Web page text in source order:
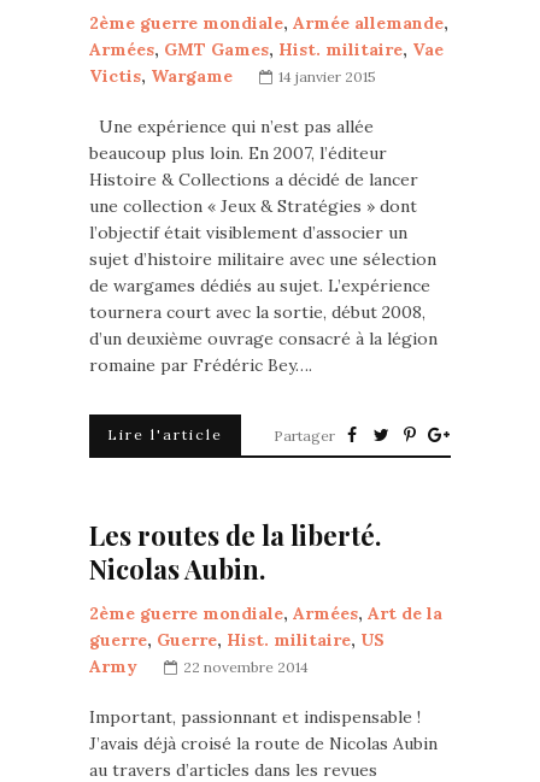
2ème guerre mondiale, Armée allemande,
Armées, GMT Games, Hist. militaire, Vae
Victis, Wargame 14 janvier 2015
Une expérience qui n’est pas allée
beaucoup plus loin. En 2007, l’éditeur
Histoire & Collections a décidé de lancer
une collection « Jeux & Stratégies » dont
l’objectif était visiblement d’associer un
sujet d’histoire militaire avec une sélection
de wargames dédiés au sujet. L’expérience
tournera court avec la sortie, début 2008,
d’un deuxième ouvrage consacré à la légion
romaine par Frédéric Bey….
Lire l'article Partager
Les routes de la liberté.
Nicolas Aubin.
2ème guerre mondiale, Armées, Art de la
guerre, Guerre, Hist. militaire, US
Army
22 novembre 2014
Important, passionnant et indispensable !
J’avais déjà croisé la route de Nicolas Aubin
au travers d’articles dans les revues